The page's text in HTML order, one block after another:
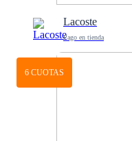
Lacoste
Pago en tienda
6 CUOTAS